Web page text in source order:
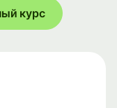
курс